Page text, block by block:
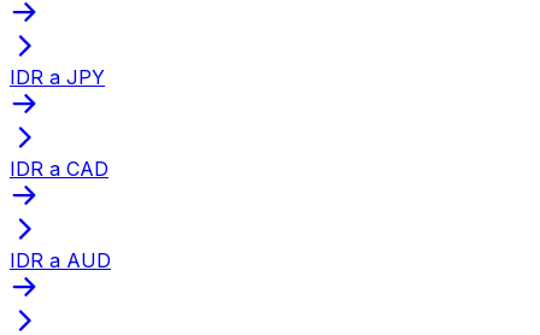
IDR a JPY
IDR a CAD
IDR a AUD